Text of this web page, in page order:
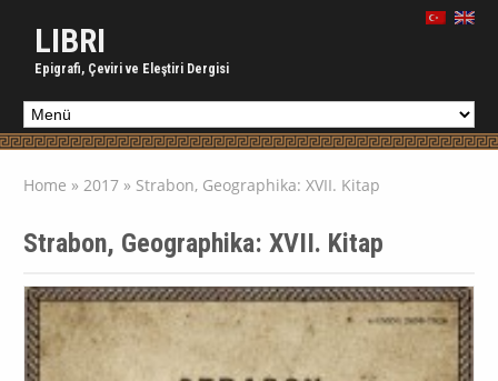
LIBRI
Epigrafi, Çeviri ve Eleştiri Dergisi
Home » 2017 » Strabon, Geographika: XVII. Kitap
Strabon, Geographika: XVII. Kitap